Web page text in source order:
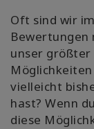
Oft sind wir
Bewertungen
unser größter
vielleicht
hast? Wenn
diese